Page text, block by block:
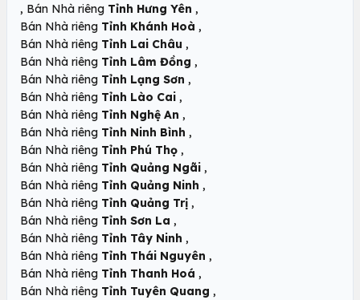
, Bán Nhà riêng Tỉnh Hưng Yên ,
Bán Nhà riêng Tỉnh Khánh Hoà ,
Bán Nhà riêng Tỉnh Lai Châu ,
Bán Nhà riêng Tỉnh Lâm Đồng ,
Bán Nhà riêng Tỉnh Lạng Sơn ,
Bán Nhà riêng Tỉnh Lào Cai ,
Bán Nhà riêng Tỉnh Nghệ An ,
Bán Nhà riêng Tỉnh Ninh Bình ,
Bán Nhà riêng Tỉnh Phú Thọ ,
Bán Nhà riêng Tỉnh Quảng Ngãi ,
Bán Nhà riêng Tỉnh Quảng Ninh ,
Bán Nhà riêng Tỉnh Quảng Trị ,
Bán Nhà riêng Tỉnh Sơn La ,
Bán Nhà riêng Tỉnh Tây Ninh ,
Bán Nhà riêng Tỉnh Thái Nguyên ,
Bán Nhà riêng Tỉnh Thanh Hoá ,
Bán Nhà riêng Tỉnh Tuyên Quang ,